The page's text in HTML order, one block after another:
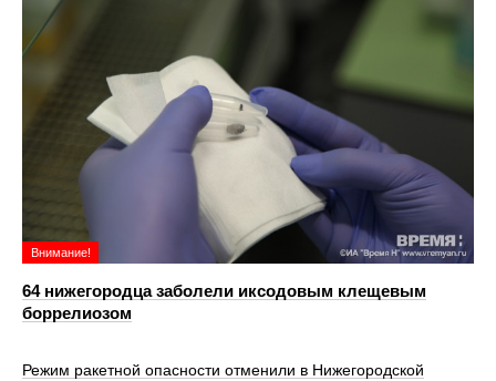
Внимание!
64 нижегородца заболели иксодовым клещевым
боррелиозом
Режим ракетной опасности отменили в Нижегородской